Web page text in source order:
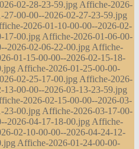
02-28-23-59.jpg Affiche-2026-
27-00-00--2026-02-27-23-59.jpg
2026-01-10-00-00--2026-02-
17-00.jpg Affiche-2026-01-06-00-
2026-02-06-22-00.jpg Affiche-
01-15-00-00--2026-02-15-18-
Affiche-2026-01-25-00-00-
02-25-17-00.jpg Affiche-2026-
13-00-00--2026-03-13-23-59.jpg
2026-02-15-00-00--2026-03-
23-00.jpg Affiche-2026-03-17-00-
2026-04-17-18-00.jpg Affiche-
02-10-00-00--2026-04-24-12-
Affiche-2026-01-24-00-00-